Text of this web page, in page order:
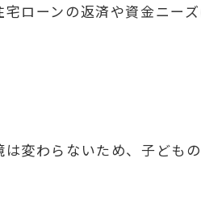
ローンの返済や資金ニーズ
変わらないため、子どもの